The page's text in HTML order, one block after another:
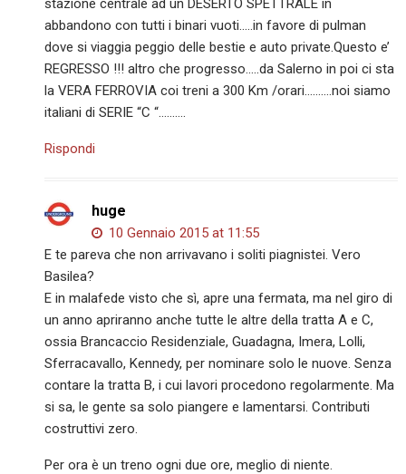
stazione centrale ad un DESERTO SPETTRALE in
abbandono con tutti i binari vuoti…..in favore di pulman
dove si viaggia peggio delle bestie e auto private.Questo e’
REGRESSO !!! altro che progresso…..da Salerno in poi ci sta
la VERA FERROVIA coi treni a 300 Km /orari……….noi siamo
italiani di SERIE “C “……….
Rispondi
huge
10 Gennaio 2015 at 11:55
E te pareva che non arrivavano i soliti piagnistei. Vero
Basilea?
E in malafede visto che sì, apre una fermata, ma nel giro di
un anno apriranno anche tutte le altre della tratta A e C,
ossia Brancaccio Residenziale, Guadagna, Imera, Lolli,
Sferracavallo, Kennedy, per nominare solo le nuove. Senza
contare la tratta B, i cui lavori procedono regolarmente. Ma
si sa, le gente sa solo piangere e lamentarsi. Contributi
costruttivi zero.
Per ora è un treno ogni due ore, meglio di niente.